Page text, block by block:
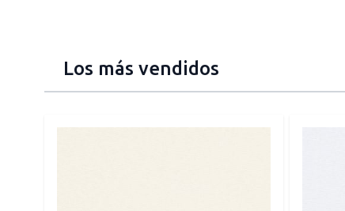
Los más vendidos